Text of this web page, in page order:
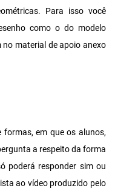
Para isso você
como o do modelo
material de apoio anexo
em que os alunos,
a respeito da forma
poderá responder sim ou
ao vídeo produzido pelo